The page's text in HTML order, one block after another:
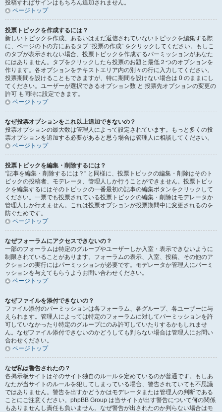
投稿すればサインはもちろん追加されません。
ページトップ
投票トピックを作成するには？
新しいトピックを作成、あるいはまだ返信されていないトピックを編集する際
に、ページの下の方にあるタブ “投票の作成” をクリックしてください。もしこ
のタブが表示されない場合、投票トピックを作成するパーミッションがあなた
にはありません。タブをクリックしたら投票のお題と最低２つのオプションを
作ります。各オプションをテキストエリア内の別々の行に入力してください。
投票期間を設けることもできますが、特に期間を設けない場合は 0 のままにし
てください。ユーザーが選択できるオプション数 と 投票先オプションの変更の
許可 も同時に設定できます。
ページトップ
なぜ投票オプションをこれ以上追加できないの？
投票オプションの最大数は管理人によって設定されています。もっと多くの投
票オプションを追加する必要があると思う場合は管理人に相談してください。
ページトップ
投票トピックを編集・削除するには？
“記事を編集・削除するには？” と同様に、投票トピックの編集・削除はそのト
ピックの投稿者、モデレータ、管理人しか行うことができません。投票トピッ
クを編集するにはそのトピックの一番最初の記事の編集ボタンをクリックして
ください。一票でも投票されている投票トピックの編集・削除はモデレータか
管理人しか行えません。これは投票オプションが投票期間中に変更されるのを
防ぐためです。
ページトップ
なぜフォーラムにアクセスできないの？
一部のフォーラムは特定のグループやユーザーしか入室・表示できないように
制限されていることがあります。フォーラムの表示、入室、投稿、その他のア
クションの実行にはパーミッションが必要です。モデレータか管理人にパーミ
ッションを与えてもらうようお問い合わせください。
ページトップ
なぜファイルを添付できないの？
ファイル添付のパーミッションは各フォーラム、各グループ、各ユーザーに与
えられます。管理人によっては特定のフォーラムに対してパーミッションを許
可していなかったり特定のグループにのみ許可していたりするかもしれませ
ん。なぜファイル添付できないのかどうしても判らない場合は管理人にお問い
合わせください。
ページトップ
なぜ私は警告されたの？
各掲示板サイトはそのサイト独自のルールを定めているのが普通です。もしあ
なたが当サイトのルールを犯してしまっている場合、警告されていても不思議
ではありません。警告を出すかどうかはモデレータまたは管理人の判断である
ことにご注意ください。phpBB Group は当サイトが出す警告について何の関係
もありませんし責任も負いません。なぜ警告が出されたのか判らない場合はモ